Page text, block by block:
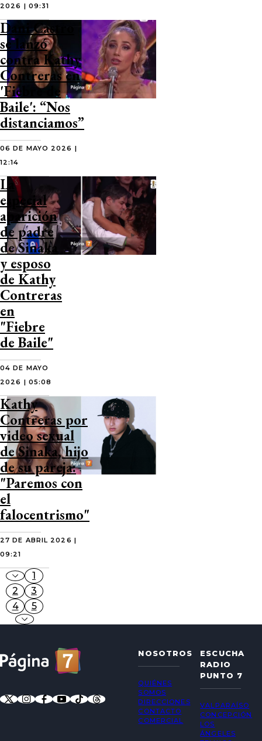
2026 | 09:31
Dani Castro
se lanzó
contra Kathy
Contreras en
'Fiebre de
Baile': “Nos
distanciamos”
06 DE MAYO 2026 |
12:14
La
especial
aparición
de padre
de Sinaka
y esposo
de Kathy
Contreras
en
"Fiebre
de Baile"
04 DE MAYO
2026 | 05:08
Kathy
Contreras por
video sexual
de Sinaka, hijo
de su pareja:
"Paremos con
el
falocentrismo"
27 DE ABRIL 2026 |
09:21
1
2
3
4
5
NOSOTROS
QUIÉNES
SOMOS
DIRECCIONES
CONTACTO
COMERCIAL
ESCUCHA
RADIO
PUNTO 7
VALPARAÍSO
CONCEPCIÓN
LOS
ÁNGELES